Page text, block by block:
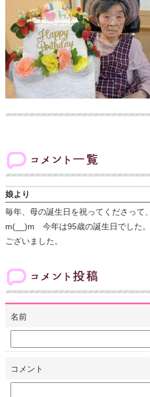
娘より
毎年、母の誕生日を祝ってくださって
m(__)m 今年は95歳の誕生日でした
ございました。
名前
コメント